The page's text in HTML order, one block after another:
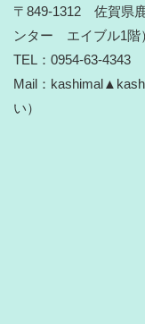
〒849-1312 佐賀県
ンター エイブル1階
TEL：0954-63-4343
Mail：
い）